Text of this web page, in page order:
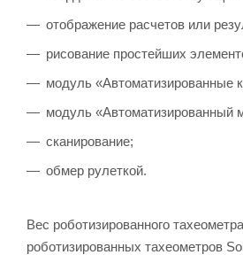
отображение расчетов или
рисование простейших
модуль «Автоматизированные
модуль «Автоматизированный
сканирование;
обмер рулеткой.
Вес роботизированного
роботизированных тахеометров